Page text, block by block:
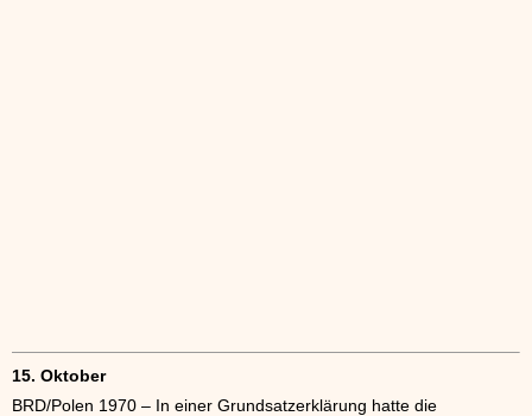
15. Oktober
BRD/Polen 1970 – In einer Grundsatzerklärung hatte die